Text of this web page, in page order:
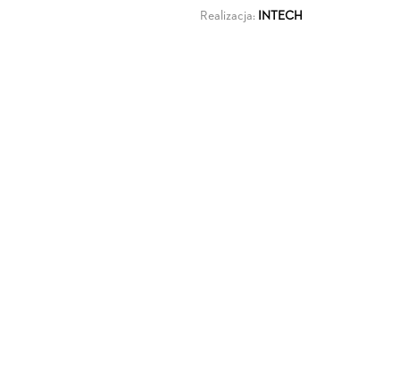
Realizacja: INTECH